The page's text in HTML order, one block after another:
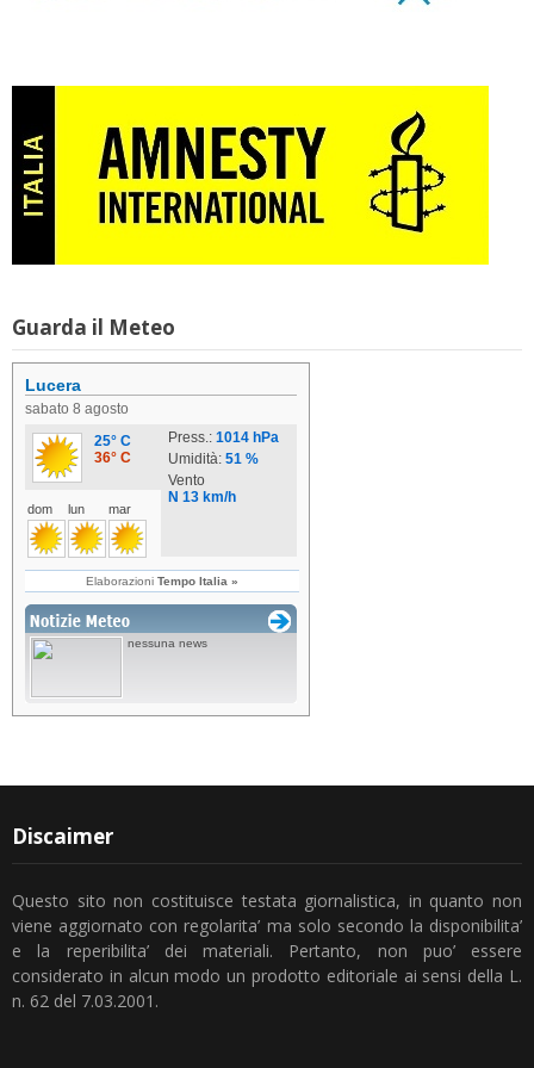
Guarda il Meteo
Discaimer
Questo sito non costituisce testata giornalistica, in quanto non
viene aggiornato con regolarita’ ma solo secondo la disponibilita’
e la reperibilita’ dei materiali. Pertanto, non puo’ essere
considerato in alcun modo un prodotto editoriale ai sensi della L.
n. 62 del 7.03.2001.